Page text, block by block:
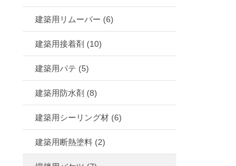
建築用リムーバー (6)
建築用接着剤 (10)
建築用パテ (5)
建築用防水剤 (8)
建築用シーリング材 (6)
建築用断熱塗料 (2)